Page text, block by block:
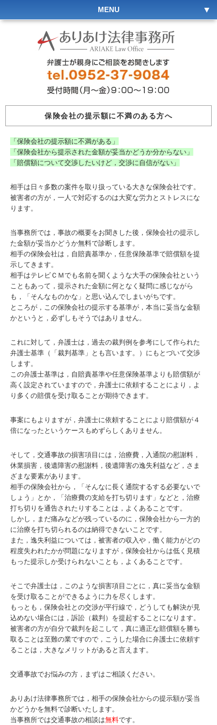
MENU
保険会社の提示額に不満のある方へ
「保険会社の提示額に不満がある」
「保険会社から提示された金額が妥当かどうか分からない」
「賠償額について交渉したいけど，交渉に自信がない」
相手は日々多数の案件を取り扱っている大きな保険会社です。
被害者の方が，一人で対応するのは大変な労力とストレスにな
ります。
当事務所では，事故の概要をお聞きした後，保険会社の提示し
た金額が妥当かどうか無料で診断します。
相手の保険会社は，自賠責基準か，任意保険基準で賠償額を提
示してきます。
相手はテレビＣＭでも名前を聞くような大手の保険会社という
こともあって，提示された金額に何となく疑問に感じながら
も，「そんなものかな」と思い込んでしまいがちです。
ところが，この保険会社の提示する基準が，本当に妥当な金額
かというと，必ずしもそうではありません。
これに対して，弁護士は，過去の裁判例を参考にして作られた
弁護士基準（「裁判基準」とも言います。）にもとづいて交渉
します。
この弁護士基準は，自賠責基準や任意保険基準よりも賠償額が
高く設定されていますので，弁護士に依頼することにより，よ
り多くの賠償を受け取ることが期待できます。
事案にもよりますが，弁護士に依頼することにより賠償額が４
倍になったというケースもめずらしくありません。
そして，交通事故の損害項目には，治療費，入通院の慰謝料，
休業損害，後遺障害の慰謝料，後遺障害の逸失利益など，さま
ざまな要素があります。
相手の保険会社から，「そんなに長く通院するする必要ないで
しょう」とか，「治療費の支給を打ち切ります」などと，治療
打ち切りを通告されたりすることは，よくあることです。
しかし，まだ痛みなどが残っているのに，保険会社から一方的
に治療を打ち切られるのは納得できないことです。
また，逸失利益については，被害者の収入や，働く能力がどの
程度失われたかが問題になりますが，保険会社からは低く見積
もった提示しか受けられないことも，よくあることです。
そこで弁護士は，このような損害項目ごとに，真に妥当な金額
を受け取ることができるように力を尽くします。
もっとも，保険会社との交渉が平行線で，どうしても解決が見
込めない場合には，訴訟（裁判）を提起することになります。
被害者の方が自分で裁判を起こして，真に適正な賠償額を勝ち
取ることは至難の業ですので，こうした場合に弁護士に依頼す
ることは，大きなメリットがあると言えます。
交通事故でお悩みの方，まずはご相談ください。
ありあけ法律事務所では，相手の保険会社からの提示額が妥当
かどうかを無料で診断いたします。
当事務所では交通事故の相談は無料です。